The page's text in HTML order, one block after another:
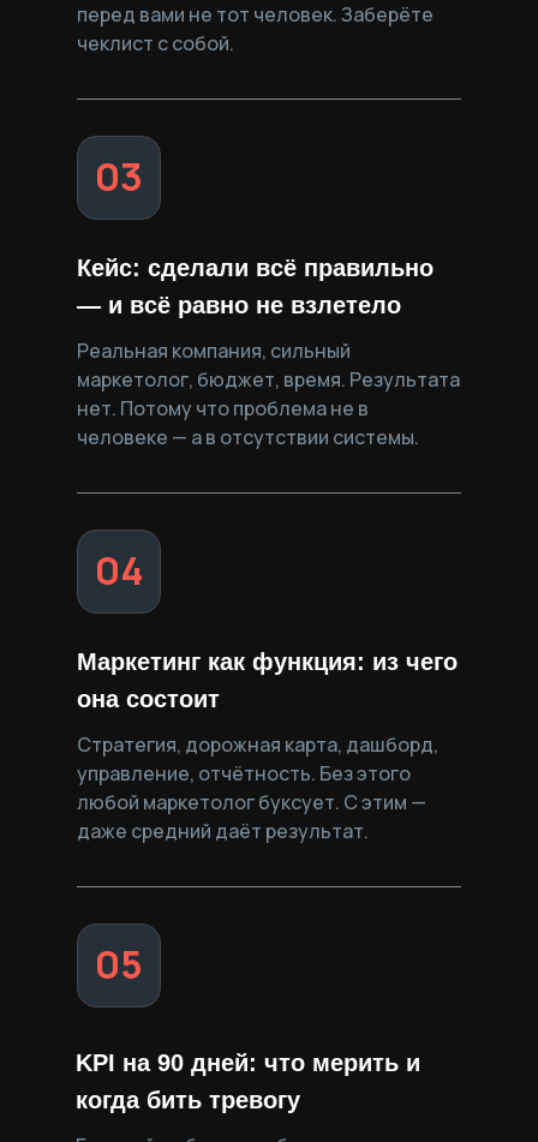
перед вами не тот человек. Заберёте
чеклист с собой.
03
Реальная компания, сильный
маркетолог, бюджет, время. Результата
нет. Потому что проблема не в
человеке — а в отсутствии системы.
Кейс: сделали всё правильно
— и всё равно не взлетело
04
Стратегия, дорожная карта, дашборд,
управление, отчётность. Без этого
любой маркетолог буксует. С этим —
даже средний даёт результат.
Маркетинг как функция: из чего
она состоит
05
KPI на 90 дней: что мерить и
когда бить тревогу